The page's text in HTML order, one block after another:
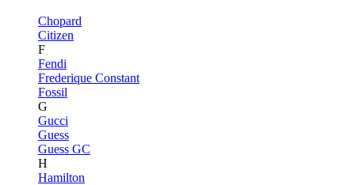
Chopard
Citizen
F
Fendi
Frederique Constant
Fossil
G
Gucci
Guess
Guess GC
H
Hamilton